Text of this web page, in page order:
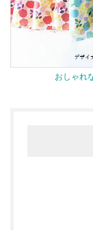
おしゃれ